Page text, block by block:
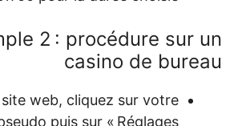
Sur le